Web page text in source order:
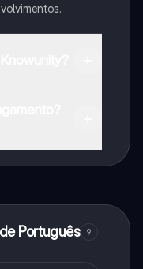
Português 9